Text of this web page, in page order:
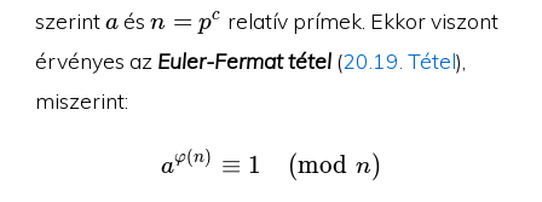
szerinta
aés n=p^c
n = pc relatív prímek. Ekkor viszont
érvényes az Euler-Fermat tétel(20.19. Tétel),
miszerint:
a^{\varphi(n)}\equiv
aφ(n) ≡ 1 (mod n)